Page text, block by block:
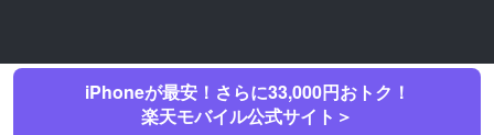
iPhoneが最安！さらに33,000円おトク！
楽天モバイル公式サイト＞